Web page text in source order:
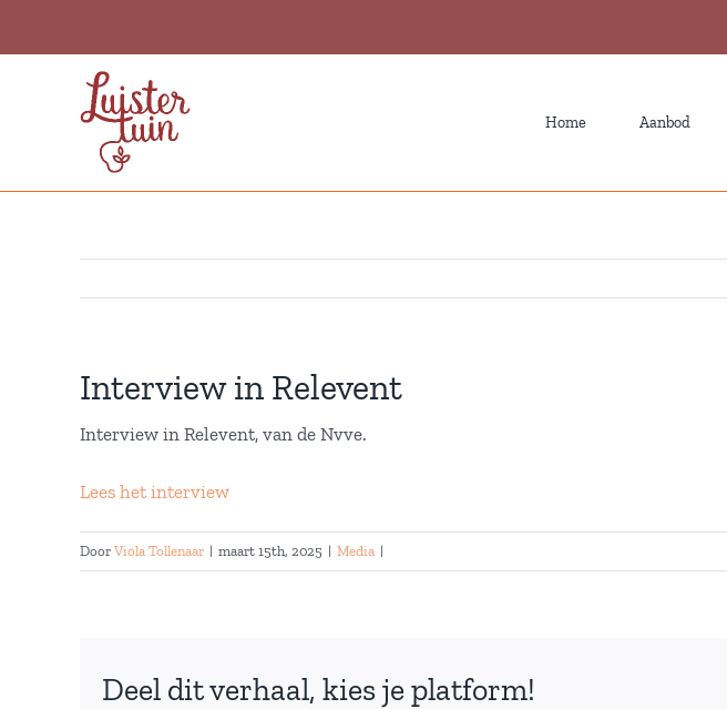
naar
Home Aanbod
Interview in Relevent
Interview in Relevent, van de Nvve.
Lees het interview
Door Viola Tollenaar | maart 15th, 2025 | Media |
Deel dit verhaal, kies je platform!